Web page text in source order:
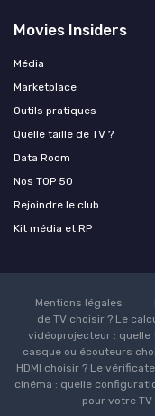
Movies Insiders
Média
Marketplace
Outils pratiques
Quelle taille de TV ?
Data Room
Nos TOP 50
Rejoindre le club
Kit média et RP
Mentions légales
de TV choisir ? Le
vidéoprojecteur : quelle
casque ou écouteurs
HDMI choisir ? Le
cinéma : quelle
pour votre